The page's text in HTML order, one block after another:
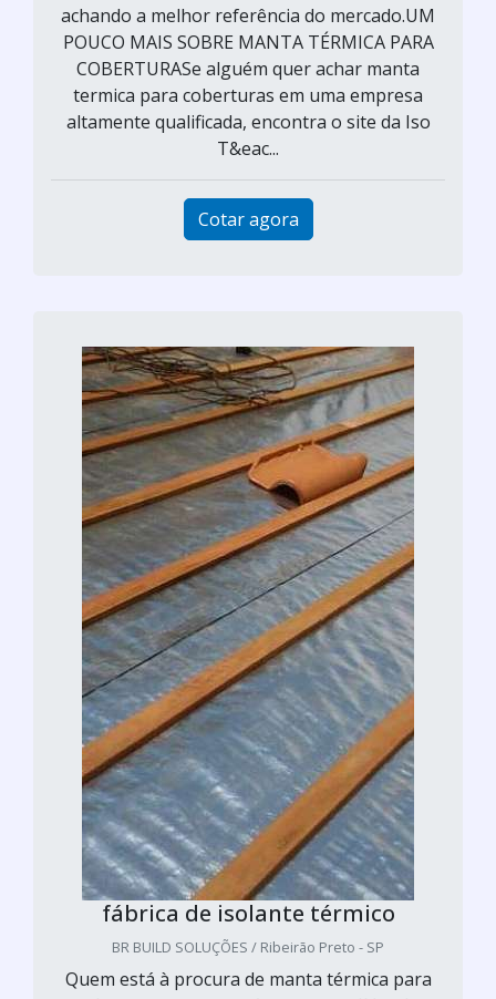
achando a melhor referência do mercado.UM
POUCO MAIS SOBRE MANTA TÉRMICA PARA
COBERTURASe alguém quer achar manta
termica para coberturas em uma empresa
altamente qualificada, encontra o site da Iso
T&eac...
Cotar agora
fábrica de isolante térmico
BR BUILD SOLUÇÕES / Ribeirão Preto - SP
Quem está à procura de manta térmica para